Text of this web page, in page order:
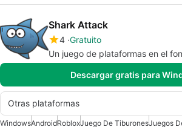
Shark Attack
4 Gratuito
Un juego de plataformas en el
Descargar gratis para
Otras plataformas
WindowsAndroidRobloxJuego De TiburonesJuegos